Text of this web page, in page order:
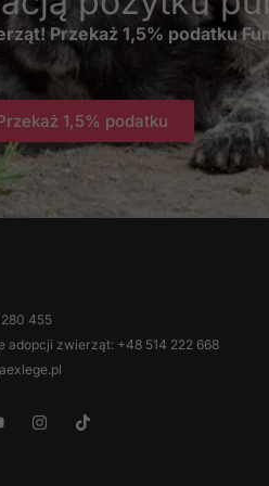
Przekaż 1,5% podatku
1,5% podatku
455
adopcji zwierząt: +48 514 222 668
pliki cookie,
niektóre funkcje
znikną ze strony
internetowej.
Marketing
Udostępniając
swoje
zainteresowania i
zobaczenie